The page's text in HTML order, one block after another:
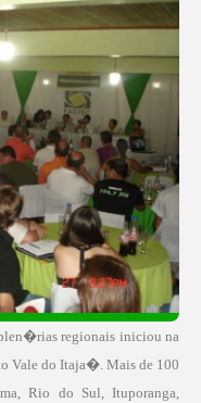
regionais iniciou na
Vale do Itaja�. Mais de 100
Rio do Sul, Ituporanga,